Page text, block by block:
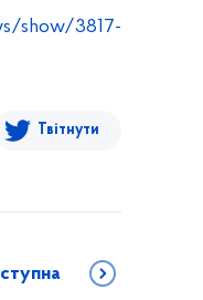
show/3817-
Твітнути